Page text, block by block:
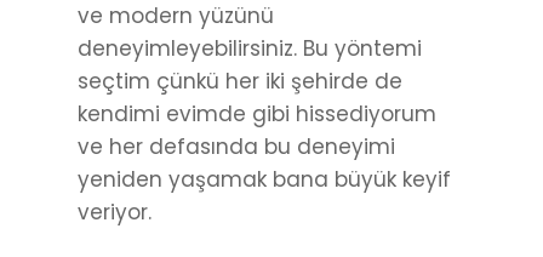
ve modern yüzünü
deneyimleyebilirsiniz. Bu yöntemi
seçtim çünkü her iki şehirde de
kendimi evimde gibi hissediyorum
ve her defasında bu deneyimi
yeniden yaşamak bana büyük keyif
veriyor.